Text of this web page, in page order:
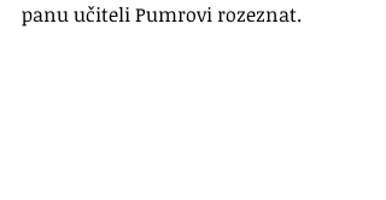
panu učiteli Pumrovi rozeznat.